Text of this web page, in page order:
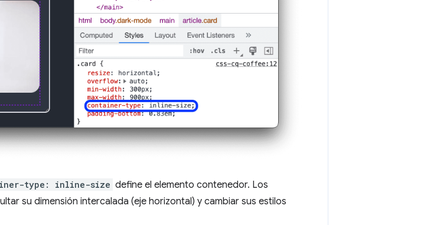
type: inline-size define el elemento contenedor. Los
su dimensión intercalada (eje horizontal) y cambiar sus estilos